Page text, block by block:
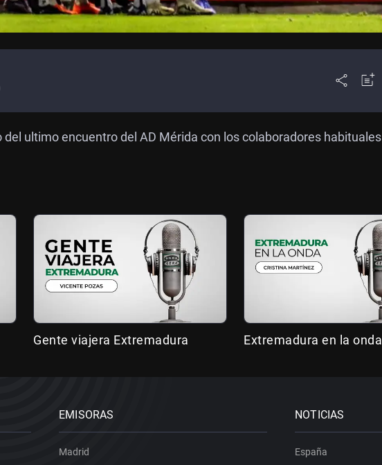
ultimo encuentro del AD Mérida con los colaboradores habituales
Gente viajera Extremadura Extremadura en la onda
EMISORAS
Madrid
NOTICIAS
España